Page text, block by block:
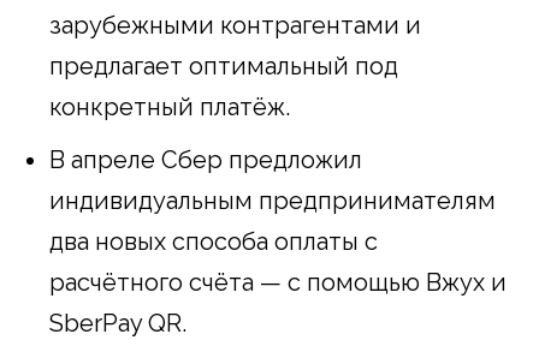
зарубежными контрагентами и
предлагает оптимальный под
конкретный платёж.
В апреле Сбер предложил
индивидуальным предпринимателям
два новых способа оплаты с
расчётного счёта — с помощью Вжух и
SberPay QR.